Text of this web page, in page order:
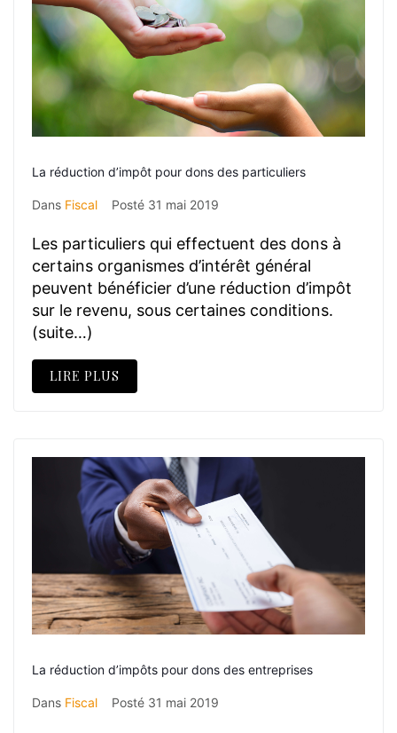
La réduction d’impôt pour dons des particuliers
Dans Fiscal Posté 31 mai 2019
Les particuliers qui effectuent des dons à
certains organismes d’intérêt général
peuvent bénéficier d’une réduction d’impôt
sur le revenu, sous certaines conditions.
(suite…)
LIRE PLUS
La réduction d’impôts pour dons des entreprises
Dans Fiscal Posté 31 mai 2019